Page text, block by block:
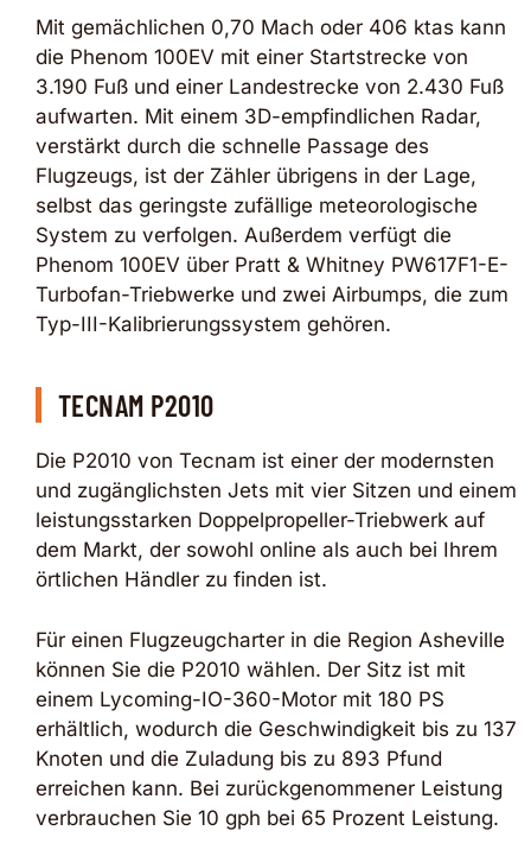
Mit gemächlichen 0,70 Mach oder 406 ktas kann
die Phenom 100EV mit einer Startstrecke von
3.190 Fuß und einer Landestrecke von 2.430 Fuß
aufwarten. Mit einem 3D-empfindlichen Radar,
verstärkt durch die schnelle Passage des
Flugzeugs, ist der Zähler übrigens in der Lage,
selbst das geringste zufällige meteorologische
System zu verfolgen. Außerdem verfügt die
Phenom 100EV über Pratt & Whitney PW617F1-E-
Turbofan-Triebwerke und zwei Airbumps, die zum
Typ-III-Kalibrierungssystem gehören.
TECNAM P2010
Die P2010 von Tecnam ist einer der modernsten
und zugänglichsten Jets mit vier Sitzen und einem
leistungsstarken Doppelpropeller-Triebwerk auf
dem Markt, der sowohl online als auch bei Ihrem
örtlichen Händler zu finden ist.
Für einen Flugzeugcharter in die Region Asheville
können Sie die P2010 wählen. Der Sitz ist mit
einem Lycoming-IO-360-Motor mit 180 PS
erhältlich, wodurch die Geschwindigkeit bis zu 137
Knoten und die Zuladung bis zu 893 Pfund
erreichen kann. Bei zurückgenommener Leistung
verbrauchen Sie 10 gph bei 65 Prozent Leistung.